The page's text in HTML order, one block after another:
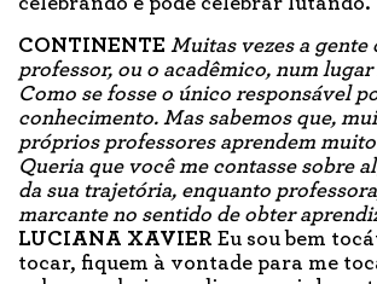
CONTINENTE Muitas vezes a gente
professor, ou o acadêmico, num
Como se fosse o único responsável
conhecimento. Mas sabemos que,
próprios professores aprendem
Queria que você me contasse sobre
da sua trajetória, enquanto
marcante no sentido de obter
LUCIANA XAVIER Eu sou bem
tocar, fiquem à vontade para me